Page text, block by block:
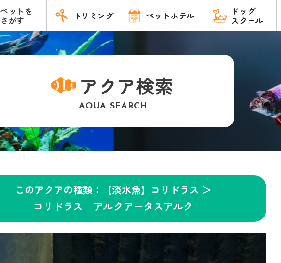
ペットを
さがす
トリミング ペットホテル
ドッグ
スクール
アクア検索
AQUA SEARCH
このアクアの種類：【淡水魚】コリドラス ＞
コリドラス アルクアータスアルク